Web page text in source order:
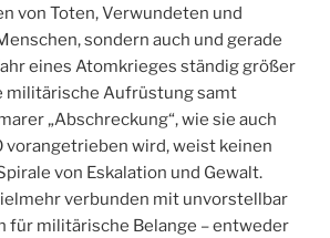
von Toten, Verwundeten und
sondern auch und gerade
eines Atomkrieges ständig größer
militärische Aufrüstung samt
„Abschreckung“, wie sie auch
vorangetrieben wird, weist keinen
von Eskalation und Gewalt.
verbunden mit unvorstellbar
für militärische Belange – entweder